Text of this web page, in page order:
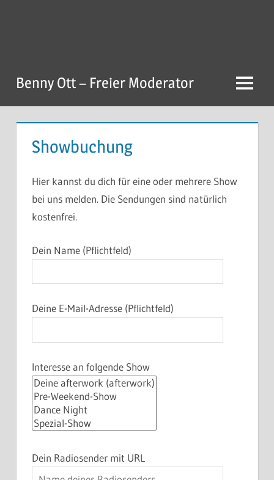
Benny Ott – Freier Moderator Menu
Showbuchung
Hier kannst du dich für eine oder mehrere Show
bei uns melden. Die Sendungen sind natürlich
kostenfrei.
Dein Name (Pflichtfeld)
Deine E-Mail-Adresse (Pflichtfeld)
Interesse an folgende Show
Dein Radiosender mit URL